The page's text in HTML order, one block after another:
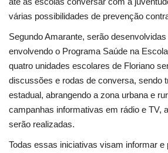
várias possibilidades de prevenção
Segundo Amarante, serão
envolvendo o Programa Saúde na
quatro unidades escolares de Floriano
discussões e rodas de conversa, sendo
estadual, abrangendo a zona urbana e
campanhas informativas em rádio e TV,
serão realizadas.
Todas essas iniciativas visam informar e